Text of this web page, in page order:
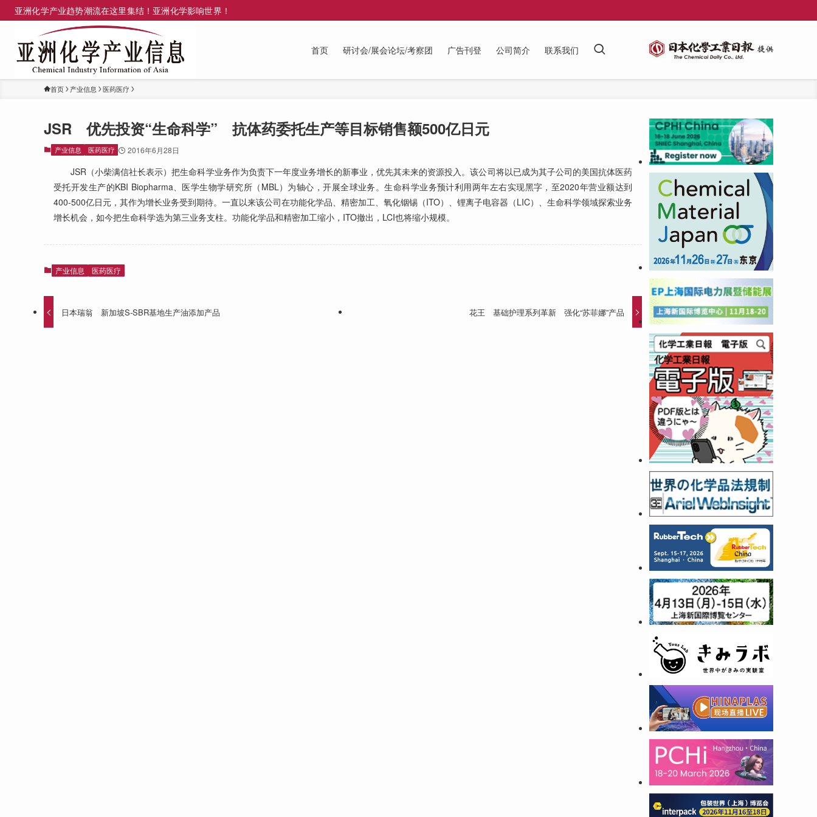
亚洲化学产业趋势潮流在这里集结！亚洲化学影响世界！
首页 研讨会/展会论坛/考察团 广告刊登 公司简介 联系我们
首页 产业信息 医药医疗
JSR 优先投资“生命科学” 抗体药委托生产等目标销售额500亿日元
产业信息 医药医疗 2016年6月28日
JSR（小柴满信社长表示）把生命科学业务作为负责下一年度业务增长的新事业，优先其未来的资源投入。该公司将以已成为其子公司的美国抗体医药
受托开发生产的KBI Biopharma、医学生物学研究所（MBL）为轴心，开展全球业务。生命科学业务预计利用两年左右实现黑字，至2020年营业额达到
400-500亿日元，其作为增长业务受到期待。一直以来该公司在功能化学品、精密加工、氧化铟锡（ITO）、锂离子电容器（LIC）、生命科学领域探索业务
增长机会，如今把生命科学选为第三业务支柱。功能化学品和精密加工缩小，ITO撤出，LCI也将缩小规模。
产业信息 医药医疗
日本瑞翁 新加坡S-SBR基地生产油添加产品 花王 基础护理系列革新 强化“苏菲娜”产品